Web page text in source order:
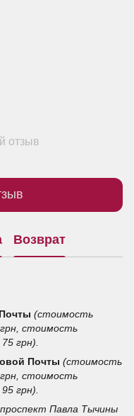
отзыв
Возврат
(стоимость
стоимость
грн).
Почты (стоимость
стоимость
грн).
Павла Тычины